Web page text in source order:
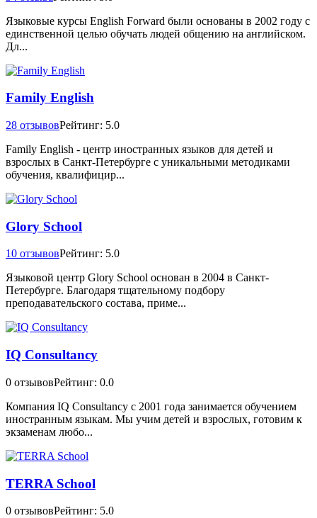
Языковые курсы English Forward были основаны в 2002 году с
единственной целью обучать людей общению на английском.
Дл...
Family English
28 отзывовРейтинг: 5.0
Family English - центр иностранных языков для детей и
взрослых в Санкт-Петербурге с уникальными методиками
обучения, квалифицир...
Glory School
10 отзывовРейтинг: 5.0
Языковой центр Glory School основан в 2004 в Санкт-
Петербурге. Благодаря тщательному подбору
преподавательского состава, приме...
IQ Consultancy
0 отзывовРейтинг: 0.0
Компания IQ Consultancy с 2001 года занимается обучением
иностранным языкам. Мы учим детей и взрослых, готовим к
экзаменам любо...
TERRA School
0 отзывовРейтинг: 5.0